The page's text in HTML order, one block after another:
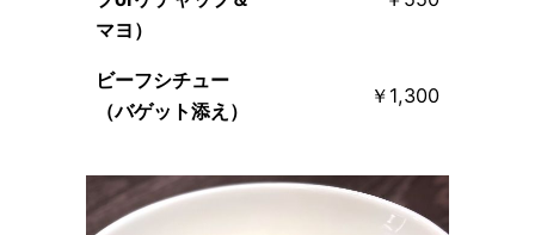
マヨ）
ビーフシチュー
（バゲット添え）
￥1,300